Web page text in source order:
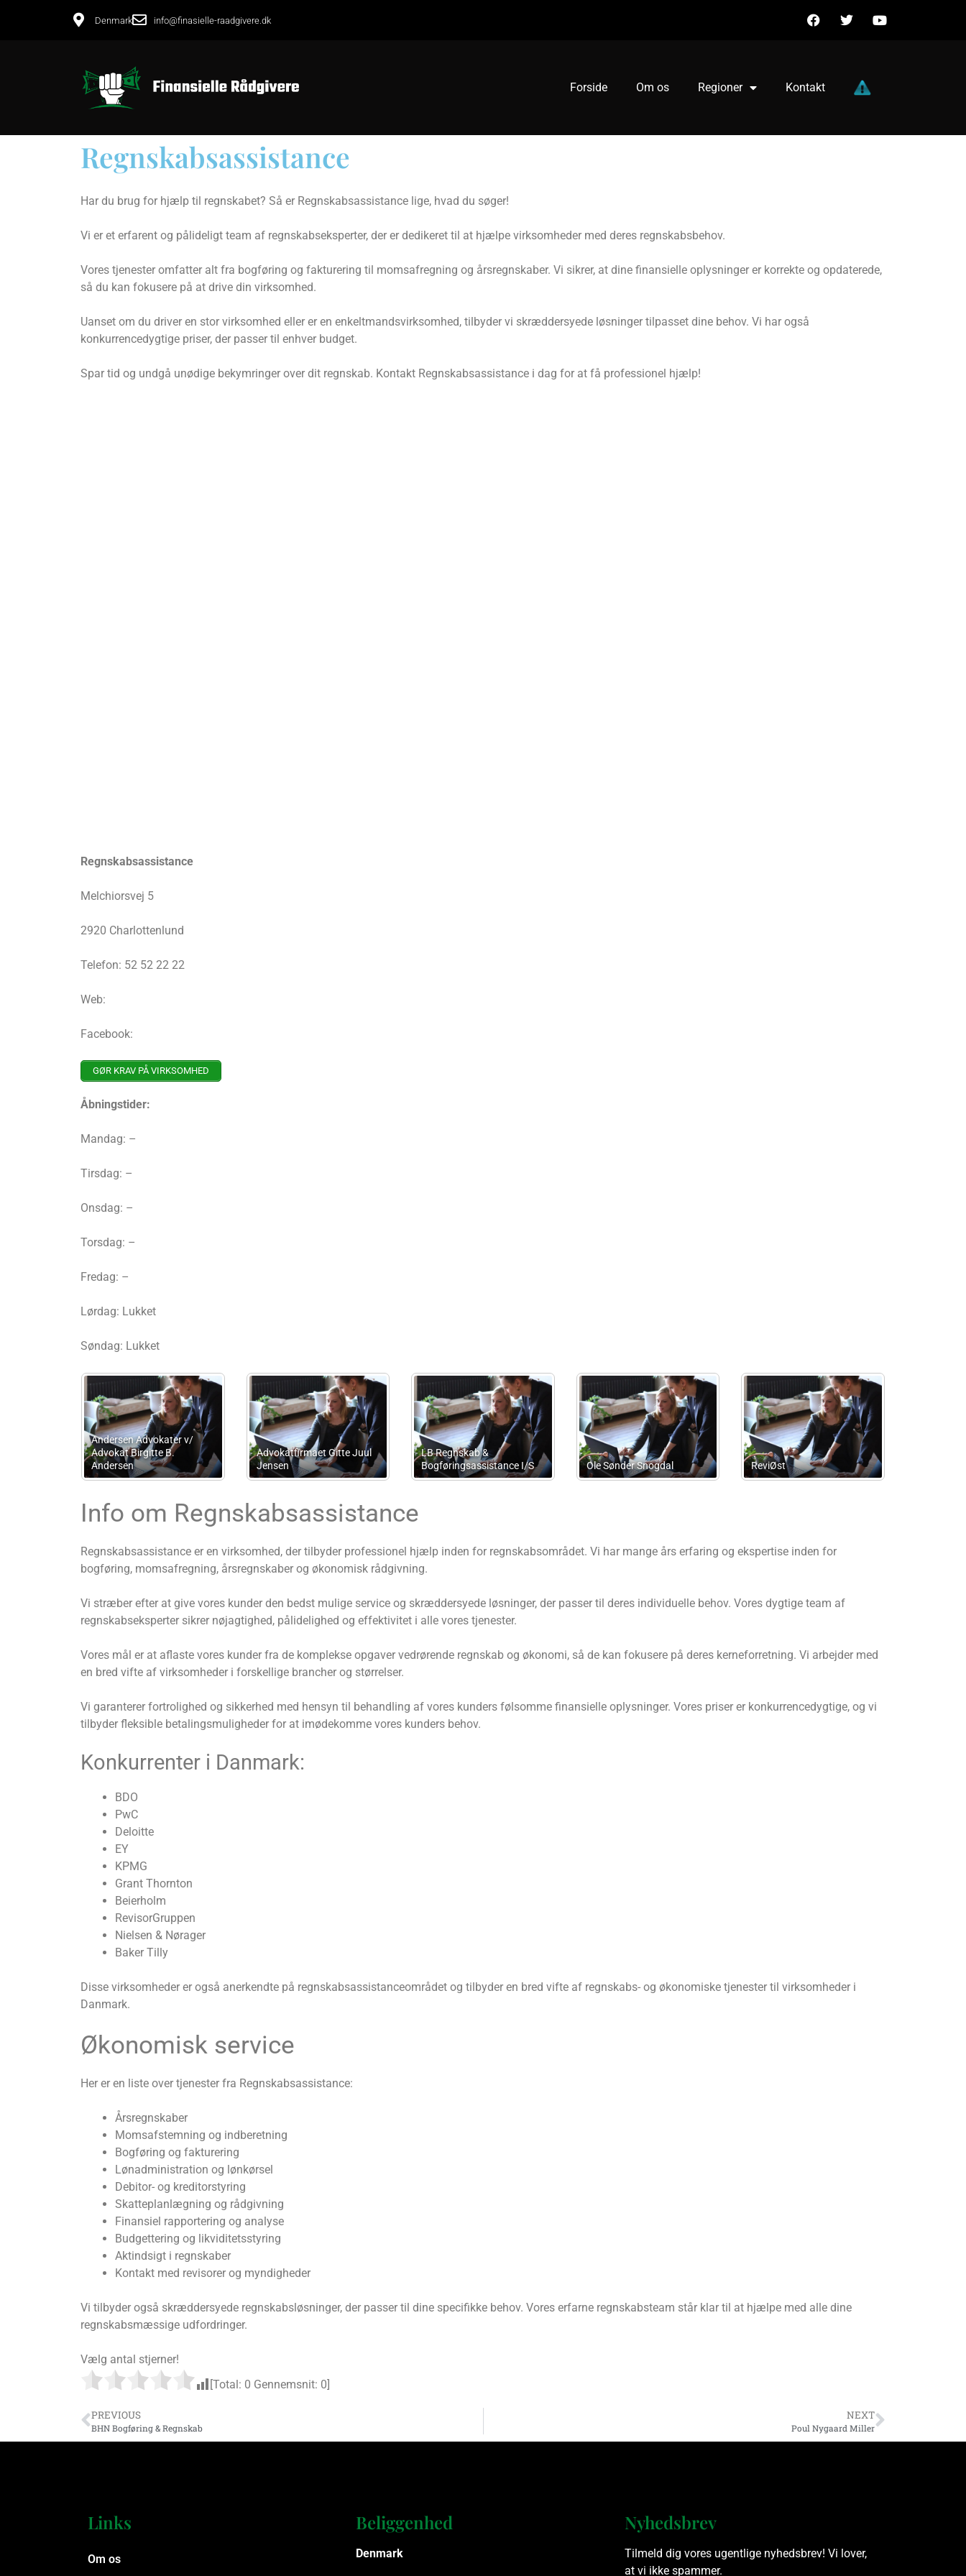
Denmark info@finasielle-raadgivere.dk
Forside Om os Regioner Kontakt
Regnskabsassistance
Har du brug for hjælp til regnskabet? Så er Regnskabsassistance lige, hvad du søger!
Vi er et erfarent og pålideligt team af regnskabseksperter, der er dedikeret til at hjælpe virksomheder med deres regnskabsbehov.
Vores tjenester omfatter alt fra bogføring og fakturering til momsafregning og årsregnskaber. Vi sikrer, at dine finansielle oplysninger er korrekte og opdaterede,
så du kan fokusere på at drive din virksomhed.
Uanset om du driver en stor virksomhed eller er en enkeltmandsvirksomhed, tilbyder vi skræddersyede løsninger tilpasset dine behov. Vi har også
konkurrencedygtige priser, der passer til enhver budget.
Spar tid og undgå unødige bekymringer over dit regnskab. Kontakt Regnskabsassistance i dag for at få professionel hjælp!
Regnskabsassistance
Melchiorsvej 5
2920 Charlottenlund
Telefon: 52 52 22 22
Web:
Facebook:
GØR KRAV PÅ VIRKSOMHED
Åbningstider:
Mandag: –
Tirsdag: –
Onsdag: –
Torsdag: –
Fredag: –
Lørdag: Lukket
Søndag: Lukket
ReviØst
Advokatfirmaet Anders
Lorentzen
Reotto Prolex Advokaterne ApS
Advokatfirmaet Torben
Høholt Jensen ApS
Info om Regnskabsassistance
Regnskabsassistance er en virksomhed, der tilbyder professionel hjælp inden for regnskabsområdet. Vi har mange års erfaring og ekspertise inden for
bogføring, momsafregning, årsregnskaber og økonomisk rådgivning.
Vi stræber efter at give vores kunder den bedst mulige service og skræddersyede løsninger, der passer til deres individuelle behov. Vores dygtige team af
regnskabseksperter sikrer nøjagtighed, pålidelighed og effektivitet i alle vores tjenester.
Vores mål er at aflaste vores kunder fra de komplekse opgaver vedrørende regnskab og økonomi, så de kan fokusere på deres kerneforretning. Vi arbejder med
en bred vifte af virksomheder i forskellige brancher og størrelser.
Vi garanterer fortrolighed og sikkerhed med hensyn til behandling af vores kunders følsomme finansielle oplysninger. Vores priser er konkurrencedygtige, og vi
tilbyder fleksible betalingsmuligheder for at imødekomme vores kunders behov.
Konkurrenter i Danmark:
BDO
PwC
Deloitte
EY
KPMG
Grant Thornton
Beierholm
RevisorGruppen
Nielsen & Nørager
Baker Tilly
Disse virksomheder er også anerkendte på regnskabsassistanceområdet og tilbyder en bred vifte af regnskabs- og økonomiske tjenester til virksomheder i
Danmark.
Økonomisk service
Her er en liste over tjenester fra Regnskabsassistance:
Årsregnskaber
Momsafstemning og indberetning
Bogføring og fakturering
Lønadministration og lønkørsel
Debitor- og kreditorstyring
Skatteplanlægning og rådgivning
Finansiel rapportering og analyse
Budgettering og likviditetsstyring
Aktindsigt i regnskaber
Kontakt med revisorer og myndigheder
Vi tilbyder også skræddersyede regnskabsløsninger, der passer til dine specifikke behov. Vores erfarne regnskabsteam står klar til at hjælpe med alle dine
regnskabsmæssige udfordringer.
Vælg antal stjerner!
[Total: 0 Gennemsnit: 0]
PREVIOUS
BHN Bogføring & Regnskab
NEXT
Poul Nygaard Miller
Links
Om os
Beliggenhed
Denmark
Nyhedsbrev
Tilmeld dig vores ugentlige nyhedsbrev! Vi lover,
at vi ikke spammer.